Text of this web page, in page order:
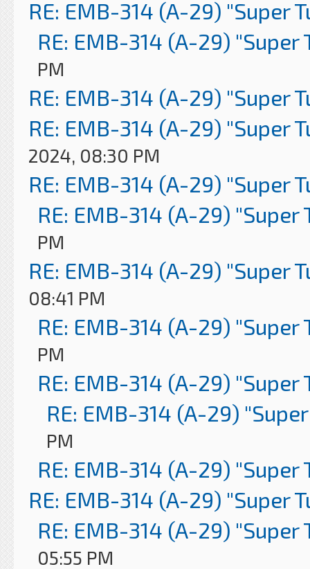
RE: EMB-314 (A-29) "Super
RE: EMB-314 (A-29) "Super
PM
RE: EMB-314 (A-29) "Super
RE: EMB-314 (A-29) "Super
2024, 08:30 PM
RE: EMB-314 (A-29) "Super
RE: EMB-314 (A-29) "Super
PM
RE: EMB-314 (A-29) "Super
08:41 PM
RE: EMB-314 (A-29) "Super
PM
RE: EMB-314 (A-29) "Super
RE: EMB-314 (A-29)
PM
RE: EMB-314 (A-29) "Super
RE: EMB-314 (A-29) "Super
RE: EMB-314 (A-29) "Super
05:55 PM